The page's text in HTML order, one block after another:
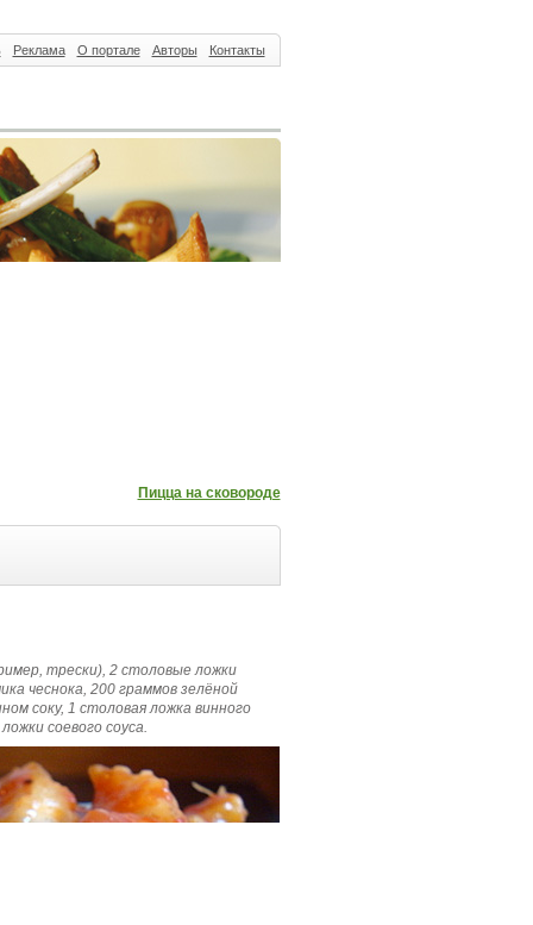
Реклама О портале Авторы Контакты
Пицца на сковороде
трески), 2 столовые ложки
чеснока, 200 граммов зелёной
соку, 1 столовая ложка винного
соевого соуса.